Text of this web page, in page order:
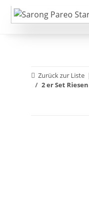
Zurück zur Liste
2 er Set